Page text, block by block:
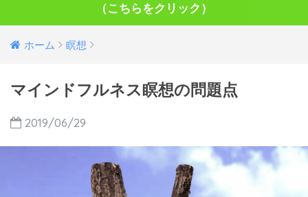
（こちらをクリック）
ホーム 瞑想
マインドフルネス瞑想の問題点
2019/06/29